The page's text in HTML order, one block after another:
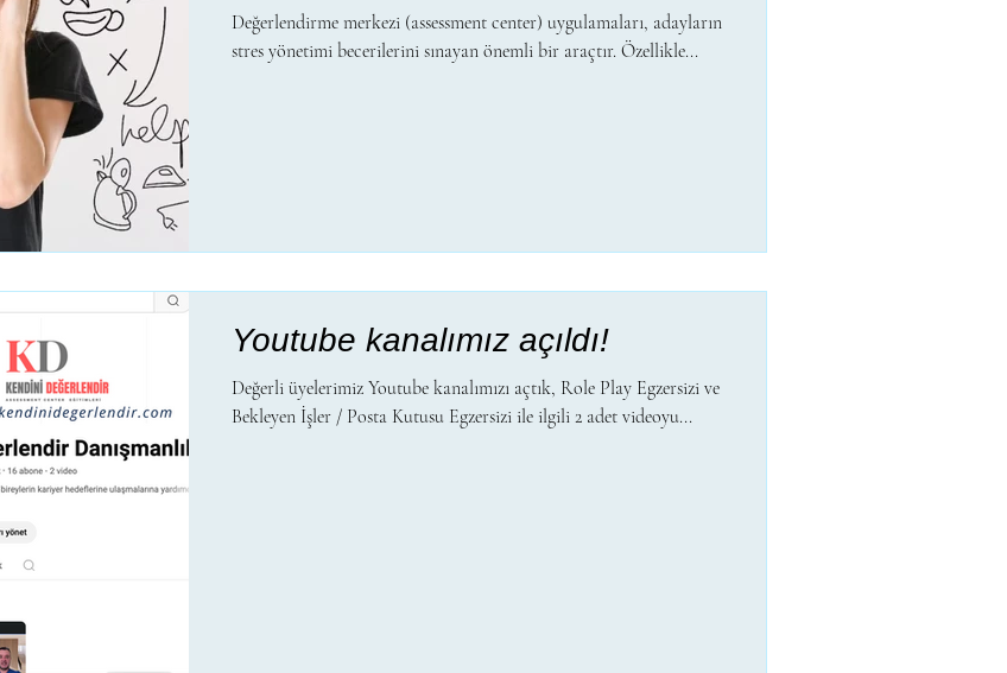
Değerlendirme merkezi (assessment center) uygulamaları, adayların
stres yönetimi becerilerini sınayan önemli bir araçtır. Özellikle...
Youtube kanalımız açıldı!
Değerli üyelerimiz Youtube kanalımızı açtık, Role Play Egzersizi ve
Bekleyen İşler / Posta Kutusu Egzersizi ile ilgili 2 adet videoyu...